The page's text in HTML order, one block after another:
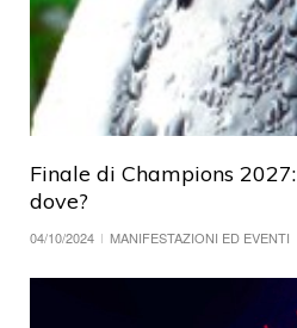
Finale di Champions
dove?
04/10/2024 MANIFESTAZIONI ED EVENTI